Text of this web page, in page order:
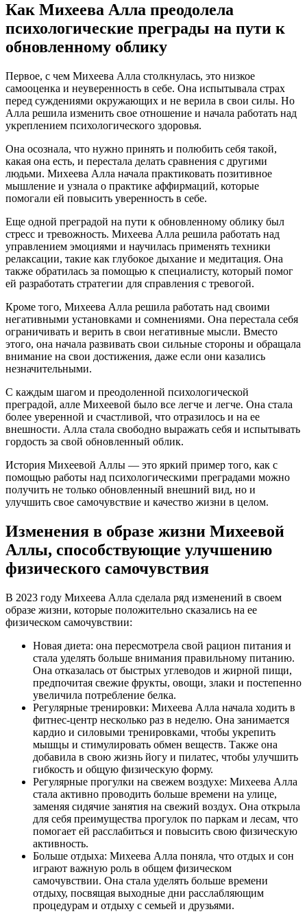
Как Михеева Алла преодолела
психологические преграды на пути к
обновленному облику
Первое, с чем Михеева Алла столкнулась, это низкое
самооценка и неуверенность в себе. Она испытывала страх
перед суждениями окружающих и не верила в свои силы. Но
Алла решила изменить свое отношение и начала работать над
укреплением психологического здоровья.
Она осознала, что нужно принять и полюбить себя такой,
какая она есть, и перестала делать сравнения с другими
людьми. Михеева Алла начала практиковать позитивное
мышление и узнала о практике аффирмаций, которые
помогали ей повысить уверенность в себе.
Еще одной преградой на пути к обновленному облику был
стресс и тревожность. Михеева Алла решила работать над
управлением эмоциями и научилась применять техники
релаксации, такие как глубокое дыхание и медитация. Она
также обратилась за помощью к специалисту, который помог
ей разработать стратегии для справления с тревогой.
Кроме того, Михеева Алла решила работать над своими
негативными установками и сомнениями. Она перестала себя
ограничивать и верить в свои негативные мысли. Вместо
этого, она начала развивать свои сильные стороны и обращала
внимание на свои достижения, даже если они казались
незначительными.
С каждым шагом и преодоленной психологической
преградой, алле Михеевой было все легче и легче. Она стала
более уверенной и счастливой, что отразилось и на ее
внешности. Алла стала свободно выражать себя и испытывать
гордость за свой обновленный облик.
История Михеевой Аллы — это яркий пример того, как с
помощью работы над психологическими преградами можно
получить не только обновленный внешний вид, но и
улучшить свое самочувствие и качество жизни в целом.
Изменения в образе жизни Михеевой
Аллы, способствующие улучшению
физического самочувствия
В 2023 году Михеева Алла сделала ряд изменений в своем
образе жизни, которые положительно сказались на ее
физическом самочувствии:
Новая диета: она пересмотрела свой рацион питания и
стала уделять больше внимания правильному питанию.
Она отказалась от быстрых углеводов и жирной пищи,
предпочитая свежие фрукты, овощи, злаки и постепенно
увеличила потребление белка.
Регулярные тренировки: Михеева Алла начала ходить в
фитнес-центр несколько раз в неделю. Она занимается
кардио и силовыми тренировками, чтобы укрепить
мышцы и стимулировать обмен веществ. Также она
добавила в свою жизнь йогу и пилатес, чтобы улучшить
гибкость и общую физическую форму.
Регулярные прогулки на свежем воздухе: Михеева Алла
стала активно проводить больше времени на улице,
заменяя сидячие занятия на свежий воздух. Она открыла
для себя преимущества прогулок по паркам и лесам, что
помогает ей расслабиться и повысить свою физическую
активность.
Больше отдыха: Михеева Алла поняла, что отдых и сон
играют важную роль в общем физическом
самочувствии. Она стала уделять больше времени
отдыху, посвящая выходные дни расслабляющим
процедурам и отдыху с семьей и друзьями.